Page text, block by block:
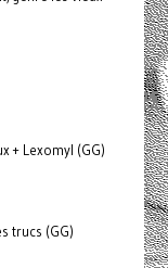
+ Lexomyl (GG)
trucs (GG)